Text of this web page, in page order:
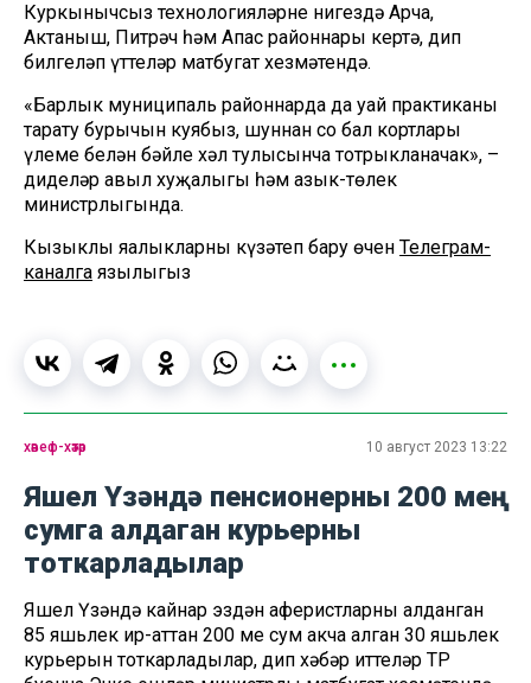
Куркынычсыз технологияләрне нигездә Арча,
Актаныш, Питрәч һәм Апас районнары кертә, дип
билгеләп үттеләр матбугат хезмәтендә.
«Барлык муниципаль районнарда да уңай практиканы
тарату бурычын куябыз, шуннан соң бал кортлары
үлеме белән бәйле хәл тулысынча тотрыкланачак», –
диделәр авыл хуҗалыгы һәм азык-төлек
министрлыгында.
Кызыклы яңалыкларны күзәтеп бару өчен Телеграм-
каналга язылыгыз
хәвеф-хәтәр 10 август 2023 13:22
Яшел Үзәндә пенсионерны 200 мең
сумга алдаган курьерны
тоткарладылар
Яшел Үзәндә кайнар эздән аферистларның алданган
85 яшьлек ир-аттан 200 мең сум акча алган 30 яшьлек
курьерын тоткарладылар, дип хәбәр иттеләр ТР